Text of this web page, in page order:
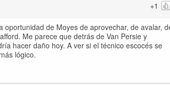
+1
de Moyes de aprovechar, de avalar,
Me parece que detrás de Van Persie y
hacer daño hoy. A ver si el técnico escocés se
lógico.